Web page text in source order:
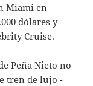
Miami en
dólares y
Cruise.
Peña Nieto no
tren de lujo -